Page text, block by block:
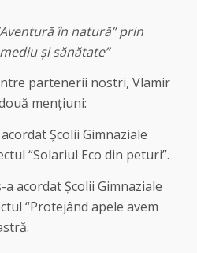
în natură” prin
și sănătate”
partenerii nostri, Vlamir
mențiuni:
Școlii Gimnaziale
“Solariul Eco din peturi”.
a acordat Școlii Gimnaziale
“Protejând apele avem